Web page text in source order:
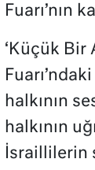
Fuarı’nın
‘Küçük Bir
halkının
halkının
İsraillilerin